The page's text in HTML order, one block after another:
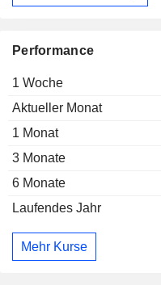
Performance
1 Woche
Aktueller Monat
1 Monat
3 Monate
6 Monate
Laufendes Jahr
Mehr Kurse